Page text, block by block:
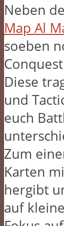
Neben
Map Al
soeben
Diese
und
euch
Zum
Karten
hergibt
auf